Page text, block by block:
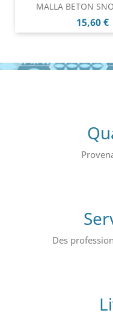
MALLA BETON
Prix
15,60 €
Des